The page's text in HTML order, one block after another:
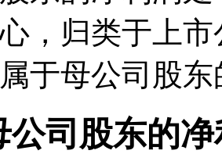
，归类于上
于母公司股
公司股东的